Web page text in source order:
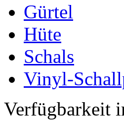
Gürtel
Hüte
Schals
Vinyl-
Verfügbarkeit